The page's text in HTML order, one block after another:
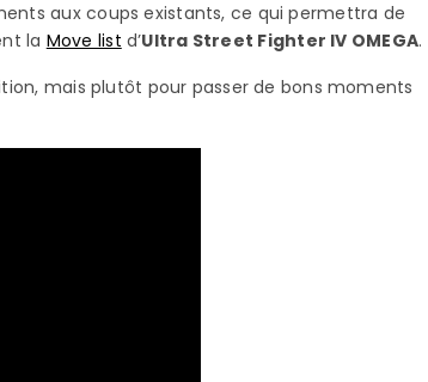
aux coups existants, ce qui permettra de
la Move list d’Ultra Street Fighter IV OMEGA.
mais plutôt pour passer de bons moments